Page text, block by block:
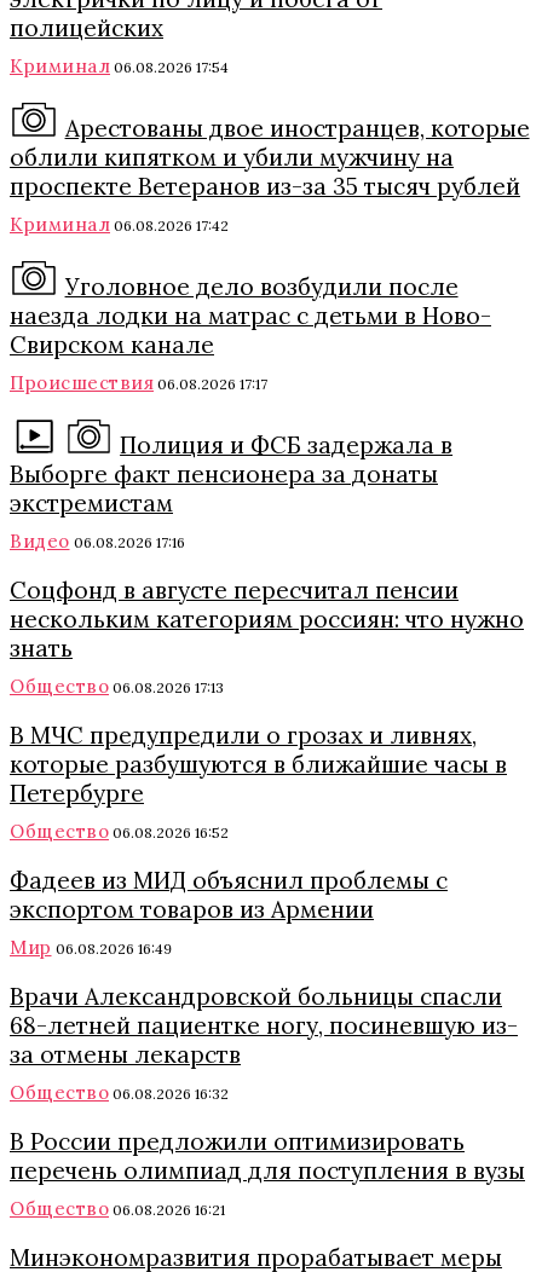
полицейских
Криминал 06.08.2026 17:54
Арестованы двое иностранцев, которые
облили кипятком и убили мужчину на
проспекте Ветеранов из-за 35 тысяч рублей
Криминал 06.08.2026 17:42
Уголовное дело возбудили после
наезда лодки на матрас с детьми в Ново-
Свирском канале
Происшествия 06.08.2026 17:17
Полиция и ФСБ задержала в
Выборге факт пенсионера за донаты
экстремистам
Видео 06.08.2026 17:16
Соцфонд в августе пересчитал пенсии
нескольким категориям россиян: что нужно
знать
Общество 06.08.2026 17:13
В МЧС предупредили о грозах и ливнях,
которые разбушуются в ближайшие часы в
Петербурге
Общество 06.08.2026 16:52
Фадеев из МИД объяснил проблемы с
экспортом товаров из Армении
Мир 06.08.2026 16:49
Врачи Александровской больницы спасли
68-летней пациентке ногу, посиневшую из-
за отмены лекарств
Общество 06.08.2026 16:32
В России предложили оптимизировать
перечень олимпиад для поступления в вузы
Общество 06.08.2026 16:21
Минэкономразвития прорабатывает меры